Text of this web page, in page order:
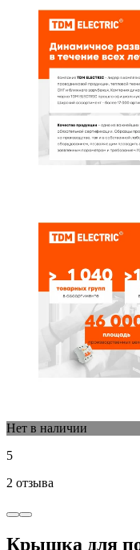
Нет в наличии
5
2 отзыва
Крышка для